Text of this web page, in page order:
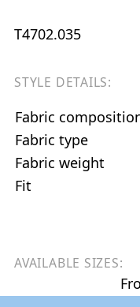
T4702.035
STYLE DETAILS:
Fabric
Fabric type
Fabric weight
Fit
AVAILABLE SIZES: